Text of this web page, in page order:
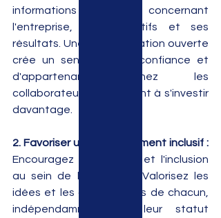
informations pertinentes concernant
l'entreprise, ses objectifs et ses
résultats. Une communication ouverte
crée un sentiment de confiance et
d'appartenance chez les
collaborateurs, les incitant à s'investir
davantage.
2. Favoriser un environnement inclusif :
Encouragez la diversité et l'inclusion
au sein de l'entreprise. Valorisez les
idées et les contributions de chacun,
indépendamment de leur statut